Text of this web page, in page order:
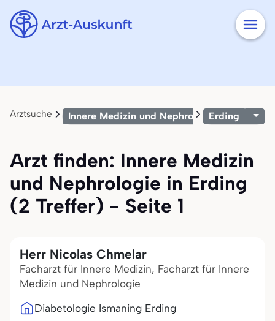
Arztsuche Innere Medizin und NephrologieErding
Arzt finden: Innere Medizin
und Nephrologie in Erding
(2 Treffer) - Seite 1
Herr Nicolas Chmelar
Facharzt für Innere Medizin, Facharzt für Innere
Medizin und Nephrologie
Diabetologie Ismaning Erding